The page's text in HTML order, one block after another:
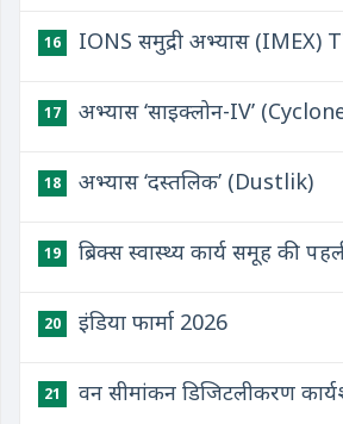
16 IONS समुद्री अभ्यास (IMEX)
17 अभ्यास ‘साइक्लोन-IV’
18 अभ्यास ‘दस्तलिक’ (Dustlik)
19 ब्रिक्स स्वास्थ्य कार्य समूह की
20 इंडिया फार्मा 2026
21 वन सीमांकन डिजिटलीकरण